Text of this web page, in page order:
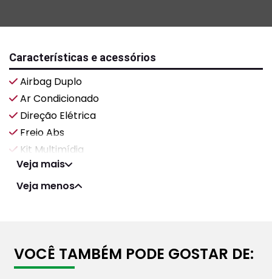
Características e acessórios
Airbag Duplo
Ar Condicionado
Direção Elétrica
Freio Abs
Kit Multimídia
Veja mais
Veja menos
VOCÊ TAMBÉM PODE GOSTAR DE: